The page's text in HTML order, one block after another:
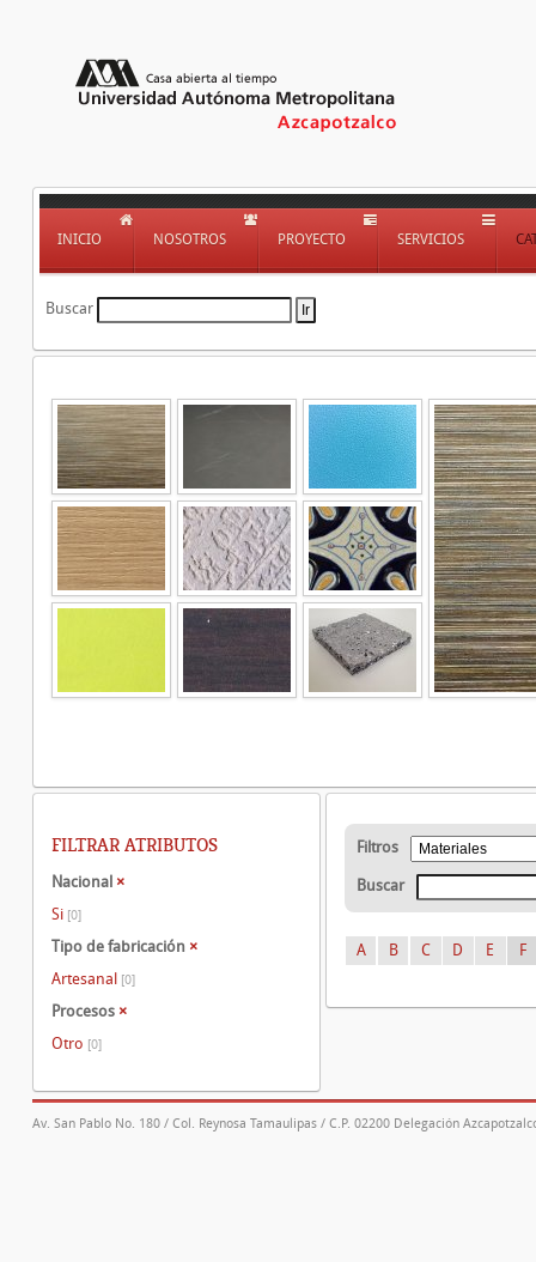
INICIO NOSOTROS PROYECTO SERVICIOS
Buscar
Filtros
Buscar
A B C D E F
FILTRAR ATRIBUTOS
Nacional ×
Si [0]
Tipo de fabricación ×
Artesanal [0]
Procesos ×
Otro [0]
Av. San Pablo No. 180 / Col. Reynosa Tamaulipas / C.P. 02200 Delegación